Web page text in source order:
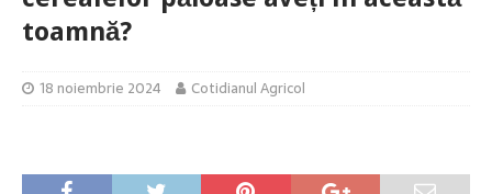
toamnă?
18 noiembrie 2024 Cotidianul Agricol